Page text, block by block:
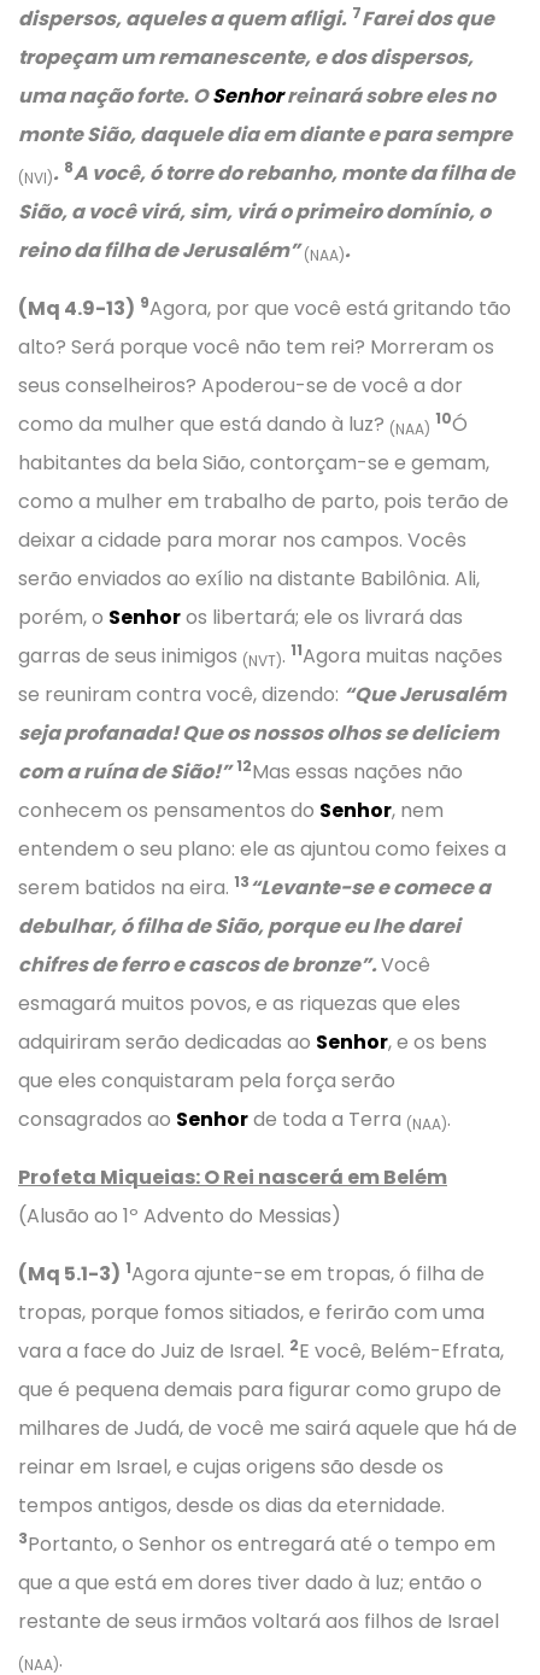
dispersos, aqueles a quem afligi. 7Farei dos que
tropeçam um remanescente, e dos dispersos,
uma nação forte. OSenhorreinará sobre eles no
monte Sião, daquele dia em diante e para sempre
(NVI). 8A você, ó torre do rebanho, monte da filha de
Sião, a você virá, sim, virá o primeiro domínio, o
reino da filha de Jerusalém”(NAA).
(Mq 4.9-13) 9Agora, por que você está gritando tão
alto? Será porque você não tem rei? Morreram os
seus conselheiros? Apoderou-se de você a dor
como da mulher que está dando à luz? (NAA)
10Ó
habitantes da bela Sião, contorçam-se e gemam,
como a mulher em trabalho de parto, pois terão de
deixar a cidade para morar nos campos. Vocês
serão enviados ao exílio na distante Babilônia. Ali,
porém, o Senhoros libertará; ele os livrará das
garras de seus inimigos (NVT). 11Agora muitas nações
se reuniram contra você, dizendo: “Que Jerusalém
seja profanada! Que os nossos olhos se deliciem
com a ruína de Sião!” 12Mas essas nações não
conhecem os pensamentos do Senhor, nem
entendem o seu plano: ele as ajuntou como feixes a
serem batidos na eira. 13“Levante-se e comece a
debulhar, ó filha de Sião, porque eu lhe darei
chifres de ferro e cascos de bronze”.Você
esmagará muitos povos, e as riquezas que eles
adquiriram serão dedicadas ao Senhor, e os bens
que eles conquistaram pela força serão
consagrados ao Senhorde toda a Terra (NAA).
Profeta Miqueias: O Rei nascerá em Belém
(Alusão ao 1º Advento do Messias)
(Mq 5.1-3) 1Agora ajunte-se em tropas, ó filha de
tropas, porque fomos sitiados, e ferirão com uma
vara a face do Juiz de Israel. 2E você, Belém-Efrata,
que é pequena demais para figurar como grupo de
milhares de Judá, de você me sairá aquele que há de
reinar em Israel, e cujas origens são desde os
tempos antigos, desde os dias da eternidade.
3Portanto, o Senhor os entregará até o tempo em
que a que está em dores tiver dado à luz; então o
restante de seus irmãos voltará aos filhos de Israel
(NAA).